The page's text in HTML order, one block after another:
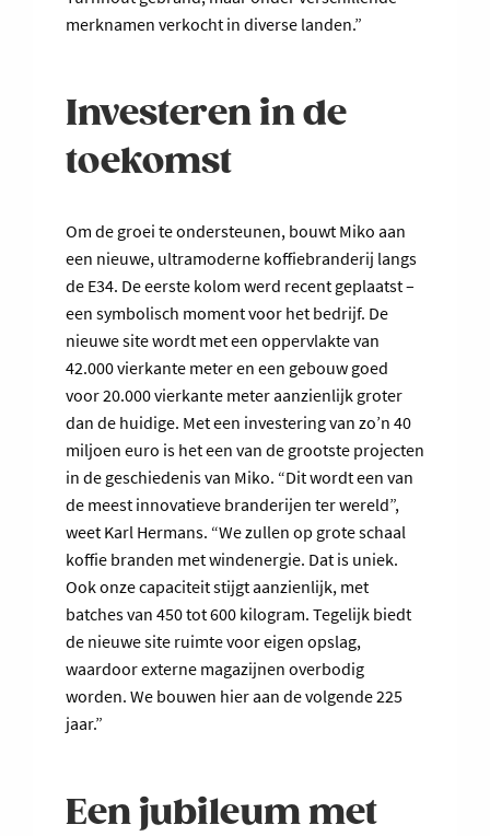
merknamen verkocht in diverse landen.”
Investeren in de
toekomst
Om de groei te ondersteunen, bouwt Miko aan
een nieuwe, ultramoderne koffiebranderij langs
de E34. De eerste kolom werd recent geplaatst –
een symbolisch moment voor het bedrijf. De
nieuwe site wordt met een oppervlakte van
42.000 vierkante meter en een gebouw goed
voor 20.000 vierkante meter aanzienlijk groter
dan de huidige. Met een investering van zo’n 40
miljoen euro is het een van de grootste projecten
in de geschiedenis van Miko. “Dit wordt een van
de meest innovatieve branderijen ter wereld”,
weet Karl Hermans. “We zullen op grote schaal
koffie branden met windenergie. Dat is uniek.
Ook onze capaciteit stijgt aanzienlijk, met
batches van 450 tot 600 kilogram. Tegelijk biedt
de nieuwe site ruimte voor eigen opslag,
waardoor externe magazijnen overbodig
worden. We bouwen hier aan de volgende 225
jaar.”
Een jubileum met